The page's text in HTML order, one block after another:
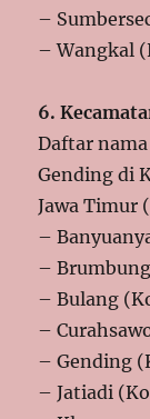
–
– Wangkal
6.
Daftar
Gending di
Jawa Timur
–
–
– Bulang
–
– Gending
– Jatiadi